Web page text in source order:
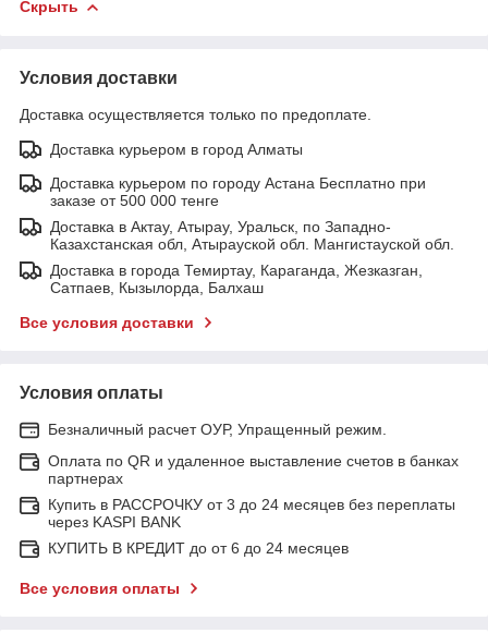
Скрыть
Условия доставки
Доставка осуществляется только по предоплате.
Доставка курьером в город Алматы
Доставка курьером по городу Астана Бесплатно при
заказе от 500 000 тенге
Доставка в Актау, Атырау, Уральск, по Западно-
Казахстанская обл, Атырауской обл. Мангистауской обл.
Доставка в города Темиртау, Караганда, Жезказган,
Сатпаев, Кызылорда, Балхаш
Все условия доставки
Условия оплаты
Безналичный расчет ОУР, Упращенный режим.
Оплата по QR и удаленное выставление счетов в банках
партнерах
Купить в РАССРОЧКУ от 3 до 24 месяцев без переплаты
через KASPI BANK
КУПИТЬ В КРЕДИТ до от 6 до 24 месяцев
Все условия оплаты